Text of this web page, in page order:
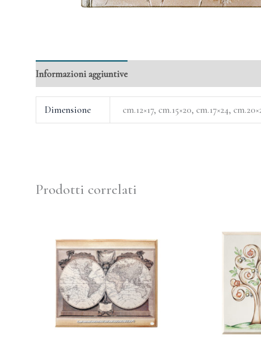
Informazioni aggiuntive
Dimensione cm.12×17, cm.15×20, cm.17×24,
Prodotti correlati